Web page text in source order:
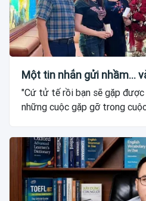
Một tin nhắn gửi nhầm...
"Cứ tử tế rồi bạn sẽ gặp
những cuộc gặp gỡ trong